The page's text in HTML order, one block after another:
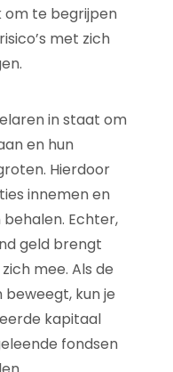
om te begrijpen
met zich
in staat om
en hun
Hierdoor
innemen en
Echter,
geld brengt
mee. Als de
kun je
kapitaal
fondsen